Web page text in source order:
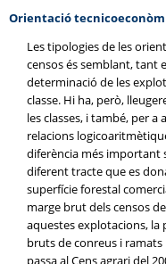
Orientació
Les tipologies de les
censos és semblant, tant
determinació de les
classe. Hi ha, però,
les classes, i també, per a
relacions
diferència més important
diferent tracte que es
superfície forestal
marge brut dels censos
aquestes explotacions,
bruts de conreus i
passa al Cens agrari del